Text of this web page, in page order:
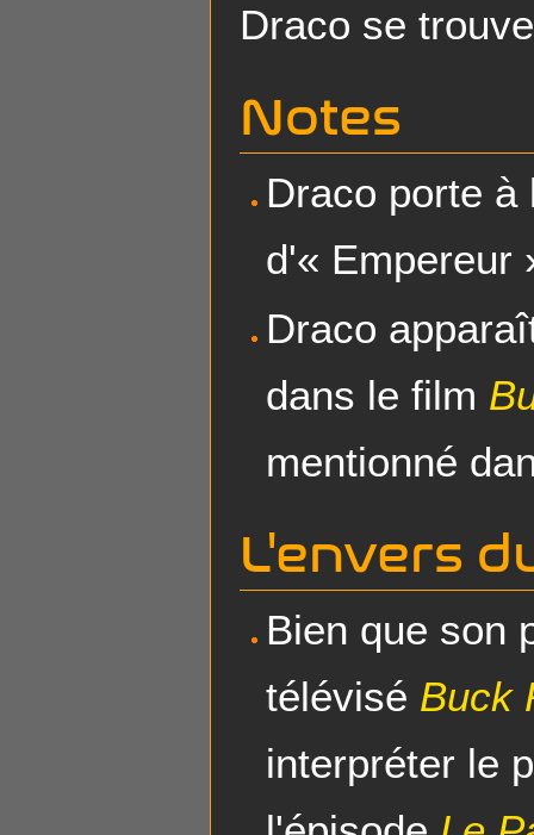
Draco se
Notes
Draco porte
d'« Empereur
Draco
dans le film
mentionné
L'envers
Bien que son
télévisé Buck
interpréter le